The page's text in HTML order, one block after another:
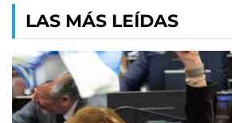
LAS MÁS LEÍDAS